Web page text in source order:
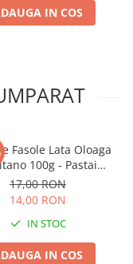
IN COS
Fasole Lata Oloaga
100g - Pastai
Galbene Fara Ate
17,00 RON
14,00 RON
IN STOC
IN COS